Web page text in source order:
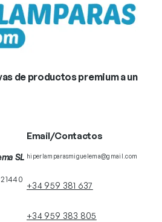
de productos premium a un
SL
Email/Contactos
hiperlamparasmiguelema@gmail.com
+34 959 381 637
+34 959 383 805